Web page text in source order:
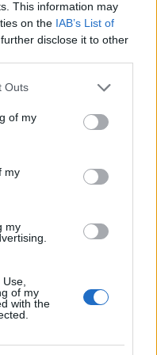
This information may
on the IAB’s List of
disclose it to other
Outs
of my
my
my
of my
with the
Τώρα όμως που
νούμερα είναι κι
μαμά, που πας
ωράριο και την
σπίτι, πράγματα
της με την
και μέσα από
δεν με βλέπει
ηλικία που πολλά
φορές που, αν
Τι είναι αυτό
ηλικία σου, άσχετα